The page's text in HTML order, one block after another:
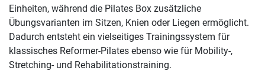
Einheiten, während die Pilates Box zusätzliche
Übungsvarianten im Sitzen, Knien oder Liegen ermöglicht.
Dadurch entsteht ein vielseitiges Trainingssystem für
klassisches Reformer-Pilates ebenso wie für Mobility-,
Stretching- und Rehabilitationstraining.